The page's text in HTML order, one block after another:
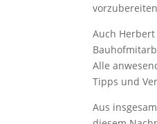
Auch
Alle
Tipps und
Aus